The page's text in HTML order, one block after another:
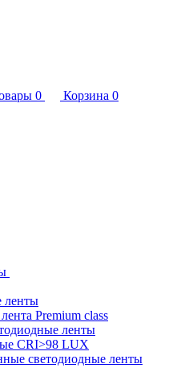
0 Корзина 0
ленты
Premium class
ленты
CRI>98 LUX
светодиодные ленты